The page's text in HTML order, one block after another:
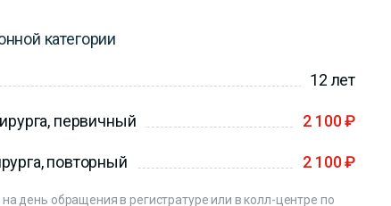
категории
12 лет
первичный 2 100 ₽
повторный 2 100 ₽
день обращения в регистратуре или в колл-центре по